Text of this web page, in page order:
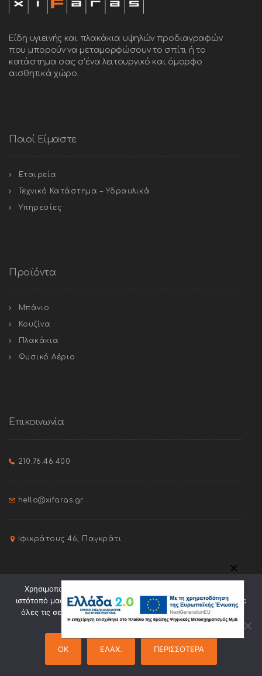
Είδη υγιεινής και πλακάκια υψηλών προδιαγραφών
που μπορούν να μεταμορφώσουν το σπίτι ή το
κατάστημα σας σ’ένα λειτουργικό και όμορφο
αισθητικά χώρο.
Ποιοί Είμαστε
Εταιρεία
Τεχνικό Κατάστημα – Υδραυλικά
Υπηρεσίες
Προϊόντα
Μπάνιο
Κουζίνα
Πλακάκια
Φυσικό Αέριο
Επικοινωνία
210.76.46.400
hello@xifaras.gr
Ιφικράτους 46, Παγκράτι
Χρησιμοποιούμε cookies για την καλύτερη πλοήγηση στον
ιστότοπό μας. Πατώντας "Οk" συναινείτε στη χρήση cookies σε
όλες τις σελίδες του. Πατώντας "Ελαχ." θα γίνει χρήση μόνο
ορισμένων cookies.
OK ΕΛΑΧ. ΠΕΡΙΣΣΟΤΕΡΑ
✕